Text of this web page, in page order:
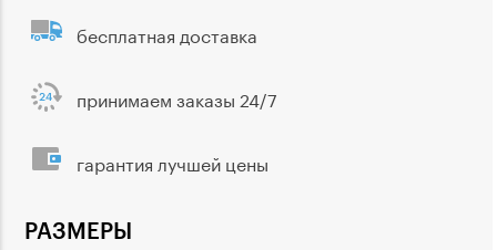
РАЗМЕРЫ
бесплатная доставка
принимаем заказы 24/7
гарантия лучшей цены